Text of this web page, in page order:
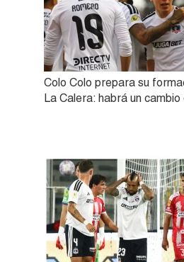
Colo Colo prepara su
La Calera: habrá un cambio